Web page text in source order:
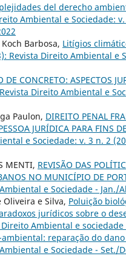
del derecho
Ambiental e Sociedade:
Barbosa, Litígios
Revista Direito Ambiental
DE CONCRETO: ASPECTOS
Revista Direito Ambiental e
Paulon, DIREITO PENAL
JURÍDICA PARA FINS
e Sociedade: v. 3 n. 2
MENTI, REVISÃO DAS
NO MUNICÍPIO DE
e Sociedade - Jan./
e Silva, Poluição
jurídicos sobre o
Ambiental e sociedade
reparação do
e Sociedade - Set./